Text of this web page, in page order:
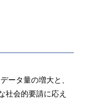
ータ量の増大と、
社会的要請に応え